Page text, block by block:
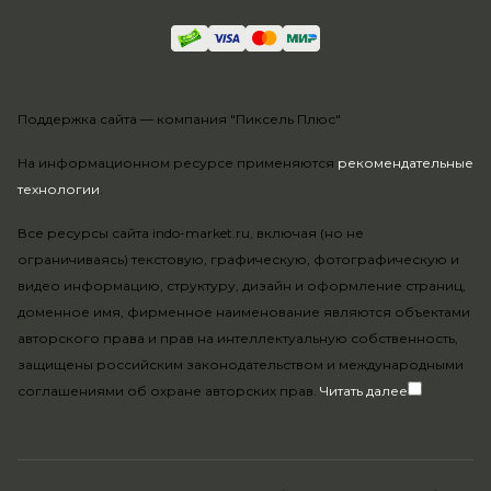
На информационном ресурсе применяются рекомендательные
технологии.
Все ресурсы сайта indo-market.ru, включая (но не
ограничиваясь) текстовую, графическую, фотографическую и
видео информацию, структуру, дизайн и оформление страниц,
доменное имя, фирменное наименование являются объектами
авторского права и прав на интеллектуальную собственность,
защищены российским законодательством и международными
соглашениями об охране авторских прав. Читать далее
Поддержка сайта — компания "Пиксель Плюс"